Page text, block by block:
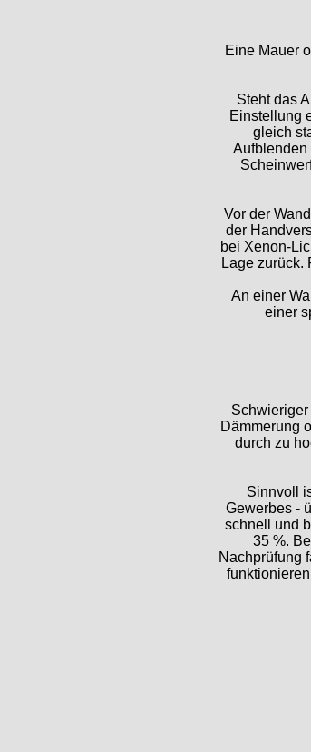
Eine Mauer
Steht das
Einstellung
gleich
Aufblenden
Vor der
der
bei Xenon-
Lage zurück.
An einer
einer
Dämmerung
durch zu
Sinnvoll
Gewerbes -
schnell und
35 %.
Nachprüfung